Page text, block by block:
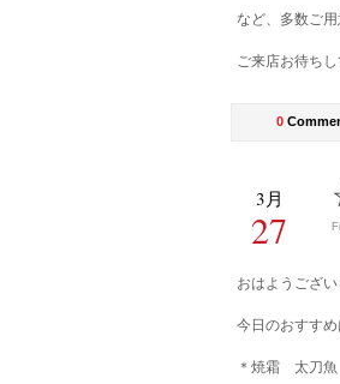
など、多数ご用
ご来店お待ちし
0
3月
27
おはようござい
今日のおすすめ
＊焼霜 太刀